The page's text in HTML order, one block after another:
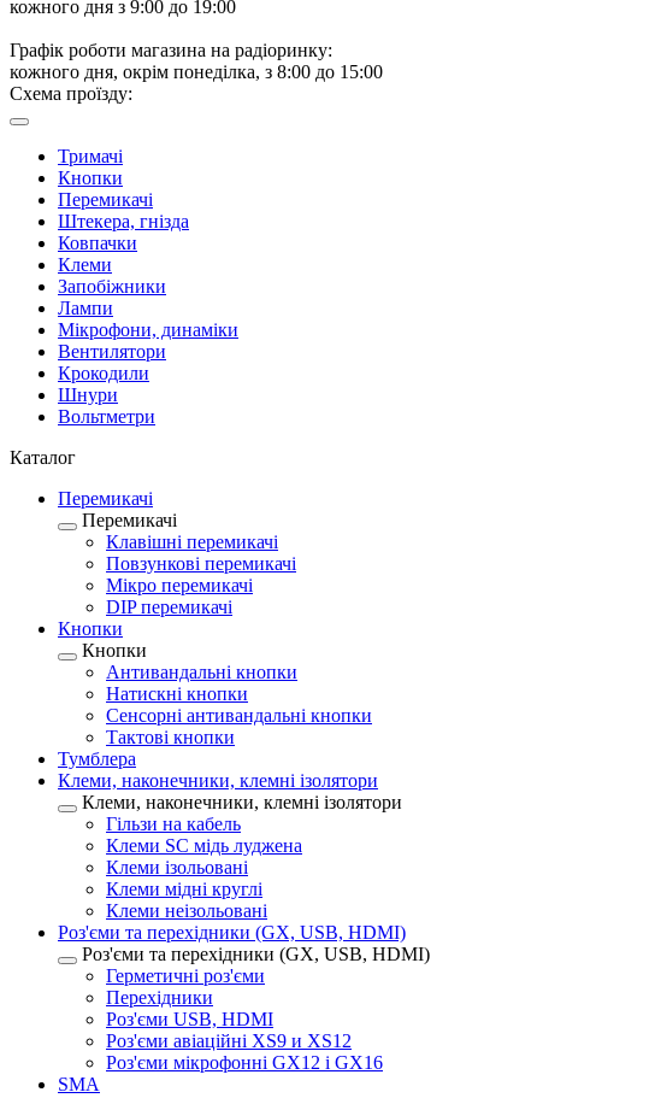
кожного дня з 9:00 до 19:00
Графік роботи магазина на радіоринку:
кожного дня, окрім понеділка, з 8:00 до 15:00
Схема проїзду:
Тримачі
Кнопки
Перемикачі
Штекера, гнізда
Ковпачки
Клеми
Запобіжники
Лампи
Мікрофони, динаміки
Вентилятори
Крокодили
Шнури
Вольтметри
Каталог
Перемикачі
Перемикачі
Клавішні перемикачі
Повзункові перемикачі
Мікро перемикачі
DIP перемикачі
Кнопки
Кнопки
Антивандальні кнопки
Натискні кнопки
Сенсорні антивандальні кнопки
Тактові кнопки
Тумблера
Клеми, наконечники, клемні ізолятори
Клеми, наконечники, клемні ізолятори
Гільзи на кабель
Клеми SC мідь луджена
Клеми ізольовані
Клеми мідні круглі
Клеми неізольовані
Роз'єми та перехідники (GX, USB, HDMI)
Роз'єми та перехідники (GX, USB, HDMI)
Герметичні роз'єми
Перехідники
Роз'єми USB, HDMI
Роз'єми авіаційні XS9 и XS12
Роз'єми мікрофонні GX12 і GX16
SMA